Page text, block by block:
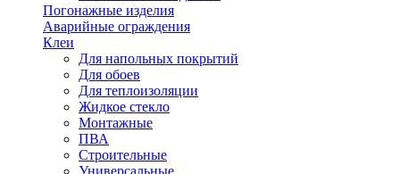
Погонажные изделия
Аварийные ограждения
Клеи
Для напольных покрытий
Для обоев
Для теплоизоляции
Жидкое стекло
Монтажные
ПВА
Строительные
Универсальные